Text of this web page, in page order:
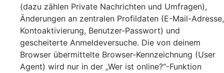
(dazu zählen Private Nachrichten und Umfragen),
Änderungen an zentralen Profildaten (E-Mail-Adresse,
Kontoaktivierung, Benutzer-Passwort) und
gescheiterte Anmeldeversuche. Die von deinem
Browser übermittelte Browser-Kennzeichnung (User
Agent) wird nur in der „Wer ist online?“-Funktion